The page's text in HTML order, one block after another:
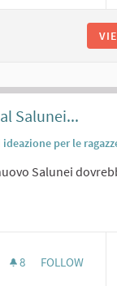
Salunei...
per le
Salunei
8 8 FOLLOWERS
FOLLOW